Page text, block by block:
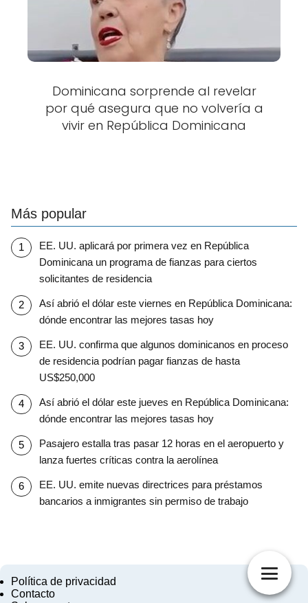
Dominicana sorprende al revelar
por qué asegura que no volvería a
vivir en República Dominicana
Más popular
EE. UU. aplicará por primera vez en República
Dominicana un programa de fianzas para ciertos
solicitantes de residencia
Así abrió el dólar este viernes en República Dominicana:
dónde encontrar las mejores tasas hoy
EE. UU. confirma que algunos dominicanos en proceso
de residencia podrían pagar fianzas de hasta
US$250,000
Así abrió el dólar este jueves en República Dominicana:
dónde encontrar las mejores tasas hoy
Pasajero estalla tras pasar 12 horas en el aeropuerto y
lanza fuertes críticas contra la aerolínea
EE. UU. emite nuevas directrices para préstamos
bancarios a inmigrantes sin permiso de trabajo
Política de privacidad
Contacto